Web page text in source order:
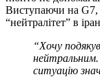
Виступаючи на G7,
“нейтралітет” в
“Хочу
ситуацію